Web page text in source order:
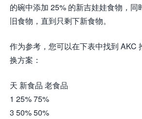
的碗中添加 25% 的新吉娃娃食物，同
旧食物，直到只剩下新食物。
作为参考，您可以在下表中找到 AKC
换方案：
天 新食品 老食品
1 25% 75%
3 50% 50%